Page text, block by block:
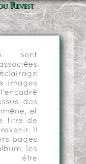
Revest
sont
images
des
et
titre de
Il
pages
les
être